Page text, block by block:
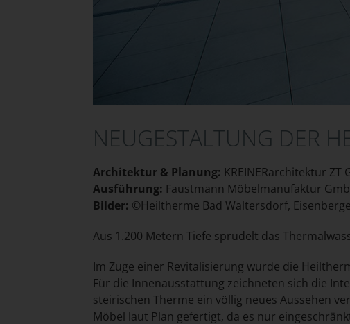
NEUGESTALTUNG DER
Architektur & Planung: KREINERarchitektur ZT
Ausführung: Faustmann Möbelmanufaktur
Bilder: ©Heiltherme Bad Waltersdorf,
Aus 1.200 Metern Tiefe sprudelt das
Im Zuge einer Revitalisierung wurde die
Für die Innenausstattung zeichneten sich die
steirischen Therme ein völlig neues Aussehen
Möbel laut Plan gefertigt, da es nur